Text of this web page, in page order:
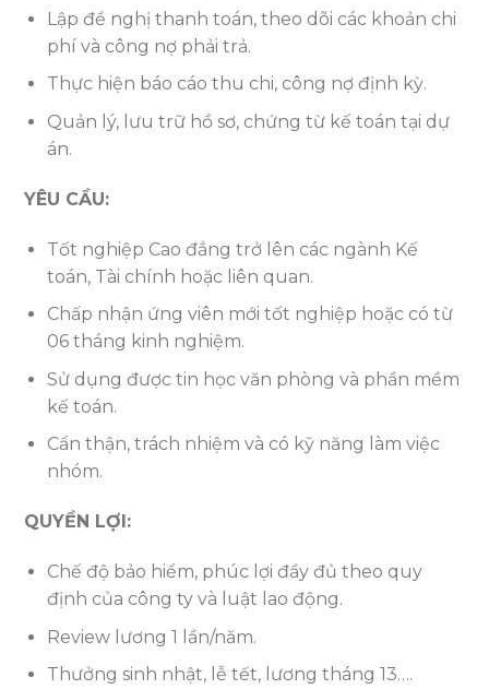
Lập đề nghị thanh toán, theo dõi các khoản chi
phí và công nợ phải trả.
Thực hiện báo cáo thu chi, công nợ định kỳ.
Quản lý, lưu trữ hồ sơ, chứng từ kế toán tại dự
án.
YÊU CẦU:
Tốt nghiệp Cao đẳng trở lên các ngành Kế
toán, Tài chính hoặc liên quan.
Chấp nhận ứng viên mới tốt nghiệp hoặc có từ
06 tháng kinh nghiệm.
Sử dụng được tin học văn phòng và phần mềm
kế toán.
Cẩn thận, trách nhiệm và có kỹ năng làm việc
nhóm.
QUYỀN LỢI:
Chế độ bảo hiểm, phúc lợi đầy đủ theo quy
định của công ty và luật lao động.
Review lương 1 lần/năm.
Thưởng sinh nhật, lễ tết, lương tháng 13….